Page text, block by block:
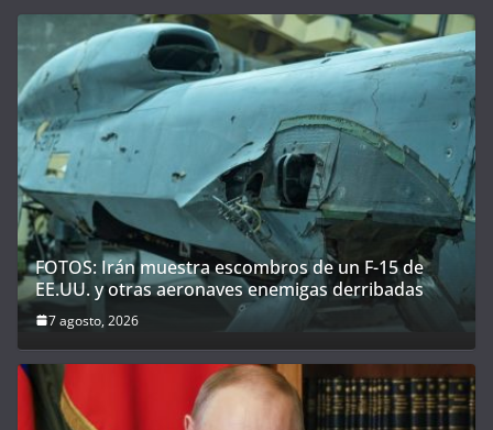
FOTOS: Irán muestra escombros de un F-15 de
EE.UU. y otras aeronaves enemigas derribadas
7 agosto, 2026